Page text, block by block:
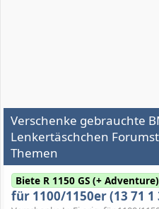
Verschenke gebrauchte
Lenkertäschchen
Themen
Biete R 1150 GS (+ Adventure)
für 1100/1150er (13 71 1